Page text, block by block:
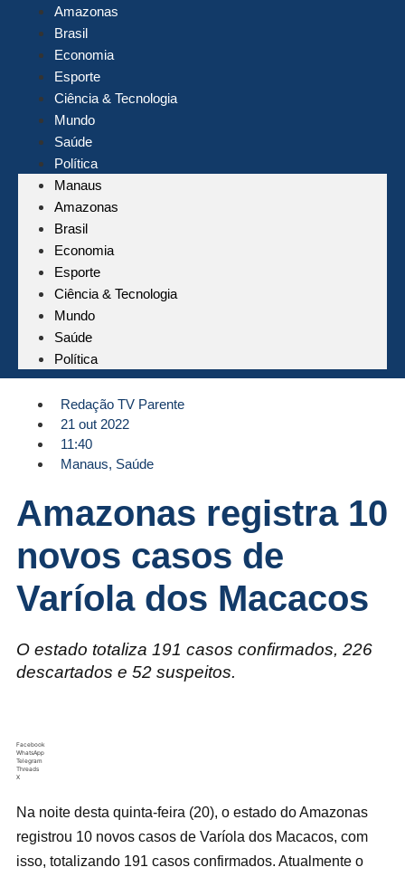
Amazonas
Brasil
Economia
Esporte
Ciência & Tecnologia
Mundo
Saúde
Política
Manaus
Amazonas
Brasil
Economia
Esporte
Ciência & Tecnologia
Mundo
Saúde
Política
Redação TV Parente
21 out 2022
11:40
Manaus, Saúde
Amazonas registra 10
novos casos de
Varíola dos Macacos
O estado totaliza 191 casos confirmados, 226
descartados e 52 suspeitos.
Facebook
WhatsApp
Telegram
Threads
X
Na noite desta quinta-feira (20), o estado do Amazonas
registrou 10 novos casos de Varíola dos Macacos, com
isso, totalizando 191 casos confirmados. Atualmente o